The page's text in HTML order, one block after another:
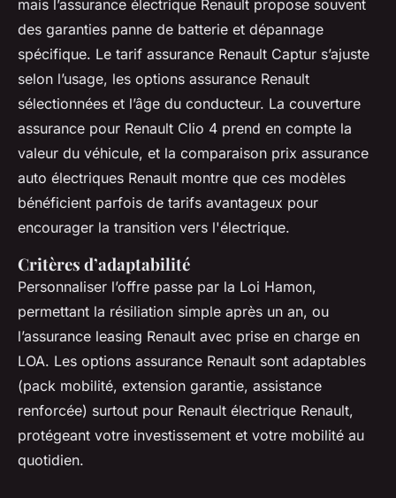
mais l’assurance électrique Renault propose souvent
des garanties panne de batterie et dépannage
spécifique. Le tarif assurance Renault Captur s’ajuste
selon l’usage, les options assurance Renault
sélectionnées et l’âge du conducteur. La couverture
assurance pour Renault Clio 4 prend en compte la
valeur du véhicule, et la comparaison prix assurance
auto électriques Renault montre que ces modèles
bénéficient parfois de tarifs avantageux pour
encourager la transition vers l'électrique.
Critères d’adaptabilité
Personnaliser l’offre passe par la Loi Hamon,
permettant la résiliation simple après un an, ou
l’assurance leasing Renault avec prise en charge en
LOA. Les options assurance Renault sont adaptables
(pack mobilité, extension garantie, assistance
renforcée) surtout pour Renault électrique Renault,
protégeant votre investissement et votre mobilité au
quotidien.